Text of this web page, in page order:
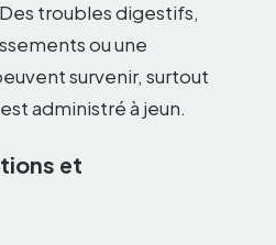
troubles digestifs,
ou une
survenir, surtout
administré à jeun.
et